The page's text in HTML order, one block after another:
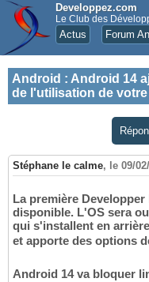
Developpez.com
Le Club des
Actus Forum
Android : Android 14
de l'utilisation de
Stéphane le calme, le 09/
La première
disponible. L'OS sera
qui s'installent en
et apporte des options
Android 14 va bloquer